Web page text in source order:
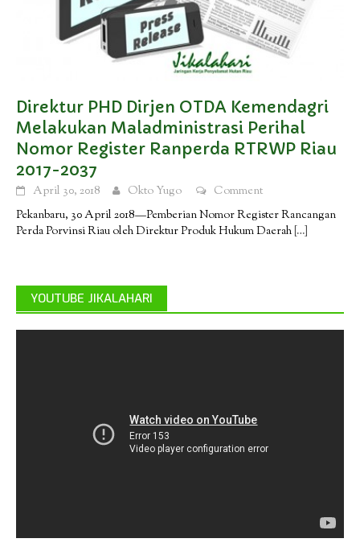
Direktur PHD Dirjen OTDA Kemendagri
Melakukan Maladministrasi Perihal
Nomor Register Ranperda RTRWP Riau
2017-2037
April 30, 2018 Okto Yugo
Comment
Pekanbaru, 30 April 2018—Pemberian Nomor Register Rancangan
Perda Porvinsi Riau oleh Direktur Produk Hukum Daerah […]
YOUTUBE JIKALAHARI